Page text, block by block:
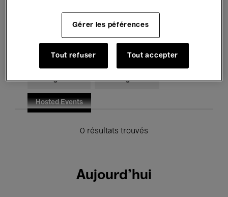
Musique électronique
Pour tous Kids’ Palace
Enseignement Visites guidées
Hosted Events
0 résultats trouvés
Aujourd'hui
Gérer les péférences
Tout refuser Tout accepter